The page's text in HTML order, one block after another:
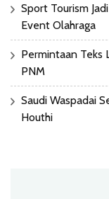
Sport Tourism
Event Olahraga
Permintaan Teks
PNM
Saudi Waspadai
Houthi